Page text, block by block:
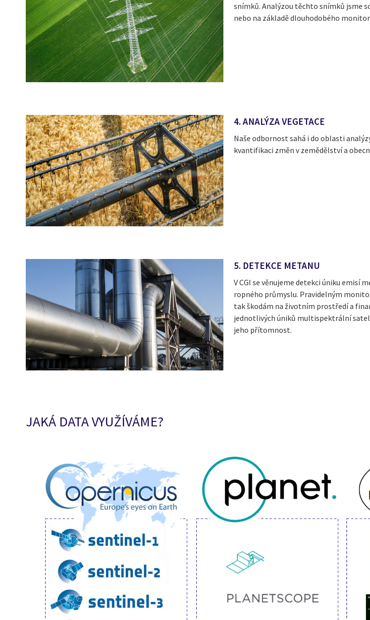
snímků. Analýzou těchto snímků jsme
nebo na základě dlouhodobého
4. ANALÝZA VEGETACE
Naše odbornost sahá i do oblasti
kvantifikaci změn v zemědělství a
5. DETEKCE METANU
V CGI se věnujeme detekci úniku emisí
ropného průmyslu. Pravidelným
tak škodám na životním prostředí a
jednotlivých úniků multispektrální
jeho přítomnost.
JAKÁ DATA VYUŽÍVÁME?